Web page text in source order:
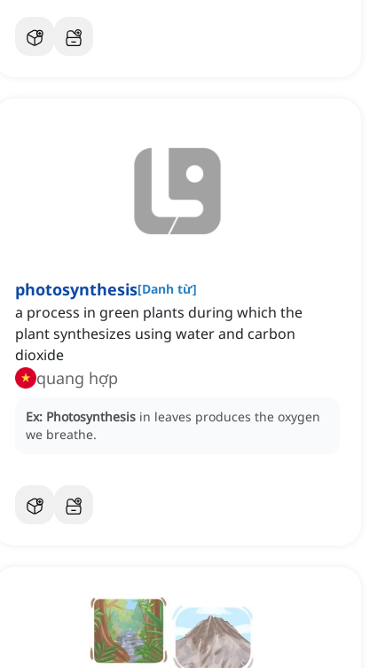
photosynthesis[Danh từ]
a process in green plants during which the
plant synthesizes using water and carbon
dioxide
quang hợp
Ex: Photosynthesis in leaves produces the oxygen
we breathe.